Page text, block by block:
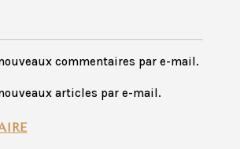
commentaires par e-mail.
articles par e-mail.